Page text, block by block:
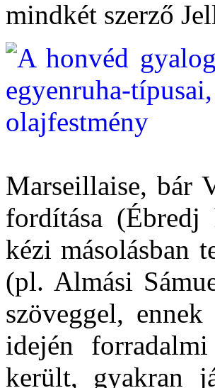
mindkét szerző
Marseillaise, bár
fordítása (Ébredj
kézi másolásban
(pl. Almási
szöveggel,
idején
került, gyakran